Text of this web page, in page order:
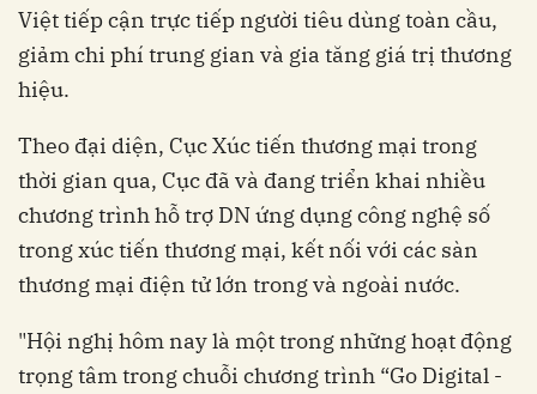
Việt tiếp cận trực tiếp người tiêu dùng toàn cầu,
giảm chi phí trung gian và gia tăng giá trị thương
hiệu.
Theo đại diện, Cục Xúc tiến thương mại trong
thời gian qua, Cục đã và đang triển khai nhiều
chương trình hỗ trợ DN ứng dụng công nghệ số
trong xúc tiến thương mại, kết nối với các sàn
thương mại điện tử lớn trong và ngoài nước.
"Hội nghị hôm nay là một trong những hoạt động
trọng tâm trong chuỗi chương trình “Go Digital -